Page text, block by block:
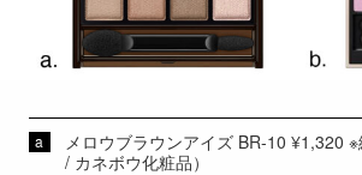
メロウブラウンアイズ BR-10 ¥1,320
/ カネボウ化粧品）